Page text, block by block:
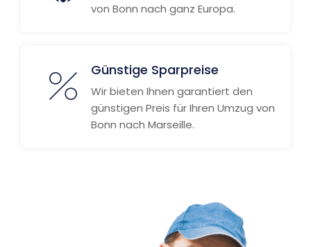
von Bonn nach ganz Europa.
Günstige Sparpreise
Wir bieten Ihnen garantiert den
günstigen Preis für Ihren Umzug von
Bonn nach Marseille.